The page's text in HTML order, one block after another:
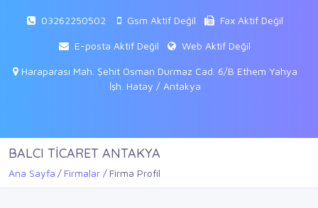
03262250502 Gsm Aktif Değil Fax Aktif Değil
E-posta Aktif Değil Web Aktif Değil
Haraparası Mah. Şehit Osman Durmaz Cad. 6/B Ethem Yahya
İşh. Hatay / Antakya
BALCI TİCARET ANTAKYA
Ana Sayfa Firmalar Firma Profil